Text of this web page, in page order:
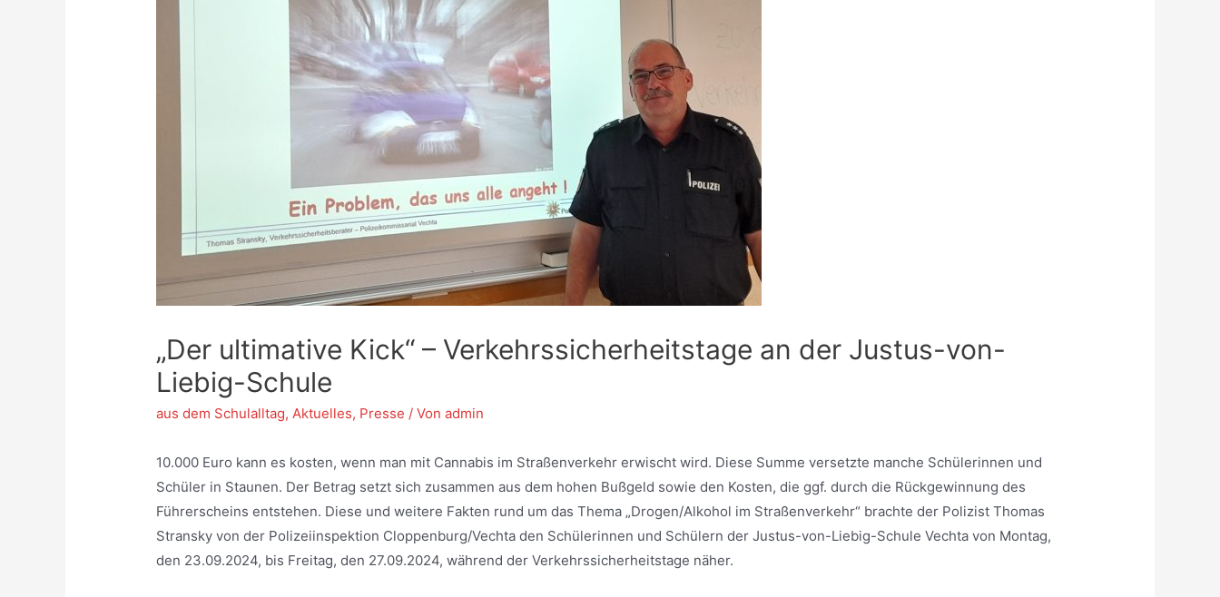
„Der ultimative Kick“ – Verkehrssicherheitstage an der Justus-von-
Liebig-Schule
aus dem Schulalltag,Aktuelles, Presse / Vonadmin
10.000 Euro kann es kosten, wenn man mit Cannabis im Straßenverkehr erwischt wird. Diese Summe versetzte manche Schülerinnen und
Schüler in Staunen. Der Betrag setzt sich zusammen aus dem hohen Bußgeld sowie den Kosten, die ggf. durch die Rückgewinnung des
Führerscheins entstehen. Diese und weitere Fakten rund um das Thema „Drogen/Alkohol im Straßenverkehr“ brachte der Polizist Thomas
Stransky von der Polizeiinspektion Cloppenburg/Vechta den Schülerinnen und Schülern der Justus-von-Liebig-Schule Vechta von Montag,
den 23.09.2024, bis Freitag, den 27.09.2024, während der Verkehrssicherheitstage näher.